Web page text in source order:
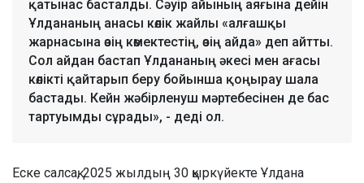
қатынас басталды. Сәуір айының аяғына дейін
Ұлдананың анасы көлік жайлы «алғашқы
жарнасына өзің көмектестің, өзің айда» деп айтты.
Сол айдан бастап Ұлдананың әкесі мен ағасы
көлікті қайтарып беру бойынша қоңырау шала
бастады. Кейн жәбірленуш мәртебесінен де бас
тартуымды сұрады», - деді ол.
Еске салсақ, 2025 жылдың 30 қыркүйекте Ұлдана